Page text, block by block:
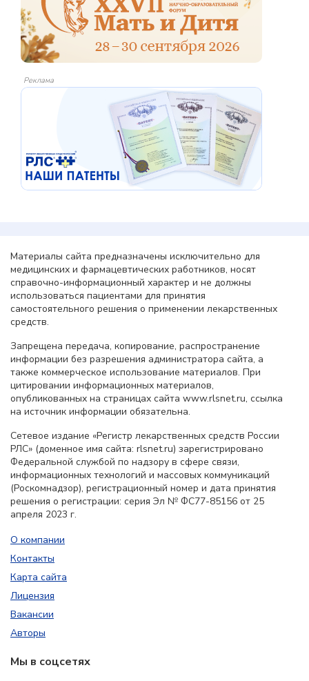
Реклама
Материалы сайта предназначены исключительно для
медицинских и фармацевтических работников, носят
справочно-информационный характер и не должны
использоваться пациентами для принятия
самостоятельного решения о применении лекарственных
средств.
Запрещена передача, копирование, распространение
информации без разрешения администратора сайта, а
также коммерческое использование материалов. При
цитировании информационных материалов,
опубликованных на страницах сайта www.rlsnet.ru, ссылка
на источник информации обязательна.
Сетевое издание «Регистр лекарственных средств России
РЛС» (доменное имя сайта: rlsnet.ru) зарегистрировано
Федеральной службой по надзору в сфере связи,
информационных технологий и массовых коммуникаций
(Роскомнадзор), регистрационный номер и дата принятия
решения о регистрации: серия Эл № ФС77-85156 от 25
апреля 2023 г.
О компании
Контакты
Карта сайта
Лицензия
Вакансии
Авторы
Мы в соцсетях